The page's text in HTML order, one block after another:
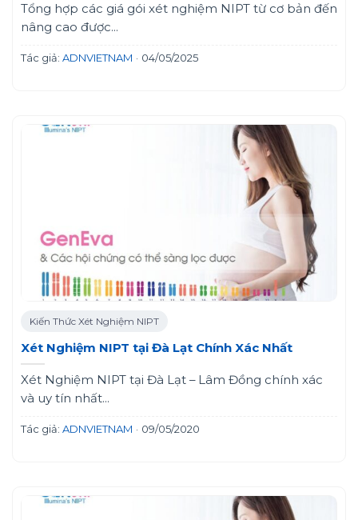
Tổng hợp các giá gói xét nghiệm NIPT từ cơ bản đến
nâng cao được...
Tác giả: ADNVIETNAM · 04/05/2025
Kiến Thức Xét Nghiệm NIPT
Xét Nghiệm NIPT tại Đà Lạt Chính Xác Nhất
Xét Nghiệm NIPT tại Đà Lạt – Lâm Đồng chính xác
và uy tín nhất...
Tác giả: ADNVIETNAM · 09/05/2020